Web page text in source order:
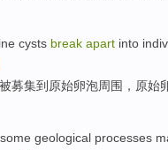
cysts break apart into
被募集到 原始卵泡周围，原始
some geological processes